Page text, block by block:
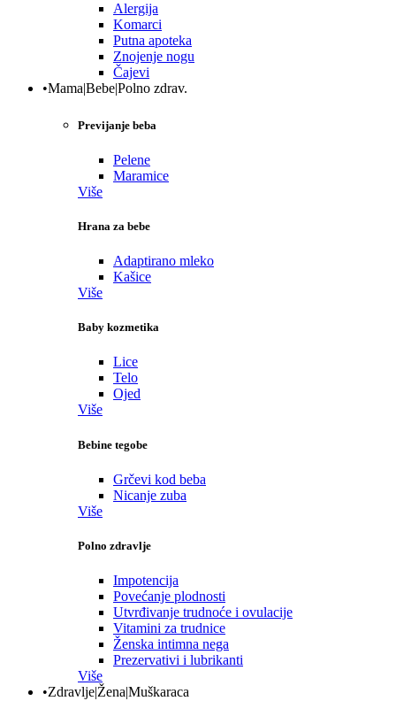
Alergija
Komarci
Putna apoteka
Znojenje nogu
Čajevi
•Mama|Bebe|Polno zdrav.
Previjanje beba
Pelene
Maramice
Više
Hrana za bebe
Adaptirano mleko
Kašice
Više
Baby kozmetika
Lice
Telo
Ojed
Više
Bebine tegobe
Grčevi kod beba
Nicanje zuba
Više
Polno zdravlje
Impotencija
Povećanje plodnosti
Utvrđivanje trudnoće i ovulacije
Vitamini za trudnice
Ženska intimna nega
Prezervativi i lubrikanti
Više
•Zdravlje|Žena|Muškaraca